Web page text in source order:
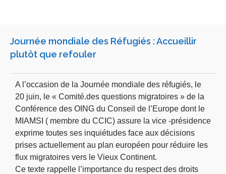
Journée mondiale des Réfugiés : Accueillir
plutôt que refouler
A l’occasion de la Journée mondiale des réfugiés, le
20 juin, le « Comité.des questions migratoires » de la
Conférence des OING du Conseil de l’Europe dont le
MIAMSI ( membre du CCIC) assure la vice -présidence
exprime toutes ses inquiétudes face aux décisions
prises actuellement au plan européen pour réduire les
flux migratoires vers le Vieux Continent.
Ce texte rappelle l’importance du respect des droits